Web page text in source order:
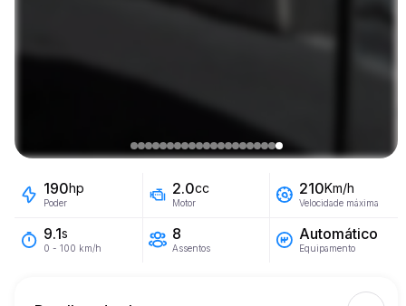
190hp
Poder
2.0cc
Motor
210Km/h
Velocidade máxima
9.1s
0 - 100 km/h
8
Assentos
Automático
Equipamento